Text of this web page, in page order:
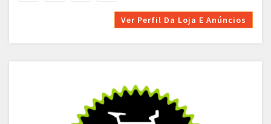
Ver Perfil Da Loja E Anúncios